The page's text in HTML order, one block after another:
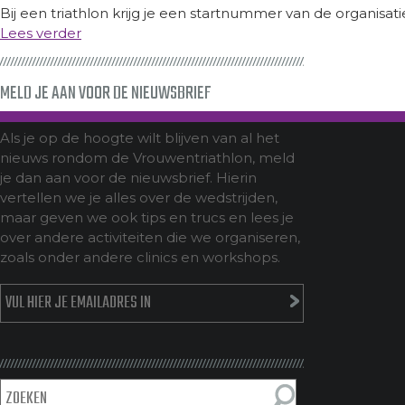
Bij een triathlon krijg je een startnummer van de
Lees verder
MELD JE AAN VOOR DE NIEUWSBRIEF
Als je op de hoogte wilt blijven van al het
nieuws rondom de Vrouwentriathlon, meld
je dan aan voor de nieuwsbrief. Hierin
vertellen we je alles over de wedstrijden,
maar geven we ook tips en trucs en lees je
over andere activiteiten die we organiseren,
zoals onder andere clinics en workshops.